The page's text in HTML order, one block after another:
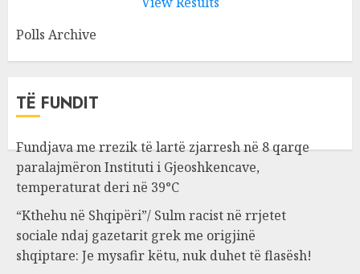
Polls Archive
TË FUNDIT
Fundjava me rrezik të lartë zjarresh në 8 qarqe
paralajmëron Instituti i Gjeoshkencave,
temperaturat deri në 39°C
“Kthehu në Shqipëri”/ Sulm racist në rrjetet
sociale ndaj gazetarit grek me origjinë
shqiptare: Je mysafir këtu, nuk duhet të flasësh!